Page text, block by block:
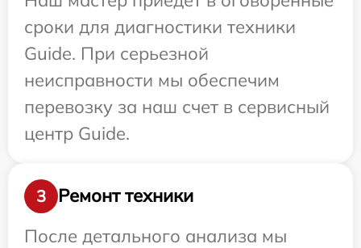
сроки для диагностики техники
Guide. При серьезной
неисправности мы обеспечим
перевозку за наш счет в сервисный
центр Guide.
3
Ремонт техники
После детального анализа мы